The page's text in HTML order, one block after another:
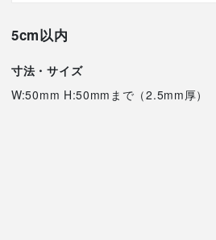
5cm以内
寸法・サイズ
W:50mm H:50mmまで（2.5mm厚）